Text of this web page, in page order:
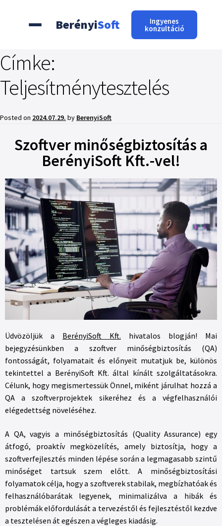
BerényiSoft Ingyenes
konzultáció
Címke:
Teljesítménytesztelés
Posted on 2024.07.29. by BerenyiSoft
Szoftver minőségbiztosítás a
BerényiSoft Kft.-vel!
Üdvözöljük a BerényiSoft Kft. hivatalos blogján! Mai
bejegyzésünkben a szoftver minőségbiztosítás (QA)
fontosságát, folyamatait és előnyeit mutatjuk be, különös
tekintettel a BerényiSoft Kft. által kínált szolgáltatásokra.
Célunk, hogy megismertessük Önnel, miként járulhat hozzá a
QA a szoftverprojektek sikeréhez és a végfelhasználói
elégedettség növeléséhez.
A QA, vagyis a minőségbiztosítás (Quality Assurance) egy
átfogó, proaktív megközelítés, amely biztosítja, hogy a
szoftverfejlesztés minden lépése során a legmagasabb szintű
minőséget tartsuk szem előtt. A minőségbiztosítási
folyamatok célja, hogy a szoftverek stabilak, megbízhatóak és
felhasználóbarátak legyenek, minimalizálva a hibák és
problémák előfordulását a tervezéstől és fejlesztéstől kezdve
a tesztelésen át egészen a végleges kiadásig.